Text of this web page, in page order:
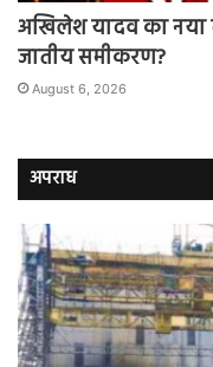
अखिलेश यादव का
जातीय समीकरण?
August 6, 2026
अपराध